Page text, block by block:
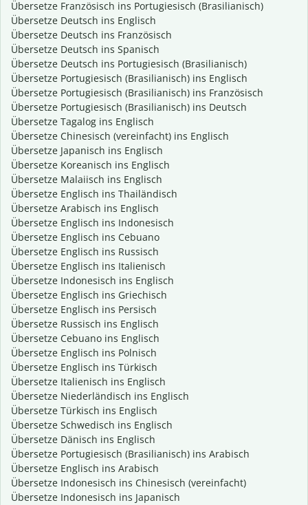
Übersetze Französisch ins Portugiesisch (Brasilianisch)
Übersetze Deutsch ins Englisch
Übersetze Deutsch ins Französisch
Übersetze Deutsch ins Spanisch
Übersetze Deutsch ins Portugiesisch (Brasilianisch)
Übersetze Portugiesisch (Brasilianisch) ins Englisch
Übersetze Portugiesisch (Brasilianisch) ins Französisch
Übersetze Portugiesisch (Brasilianisch) ins Deutsch
Übersetze Tagalog ins Englisch
Übersetze Chinesisch (vereinfacht) ins Englisch
Übersetze Japanisch ins Englisch
Übersetze Koreanisch ins Englisch
Übersetze Malaiisch ins Englisch
Übersetze Englisch ins Thailändisch
Übersetze Arabisch ins Englisch
Übersetze Englisch ins Indonesisch
Übersetze Englisch ins Cebuano
Übersetze Englisch ins Russisch
Übersetze Englisch ins Italienisch
Übersetze Indonesisch ins Englisch
Übersetze Englisch ins Griechisch
Übersetze Englisch ins Persisch
Übersetze Russisch ins Englisch
Übersetze Cebuano ins Englisch
Übersetze Englisch ins Polnisch
Übersetze Englisch ins Türkisch
Übersetze Italienisch ins Englisch
Übersetze Niederländisch ins Englisch
Übersetze Türkisch ins Englisch
Übersetze Schwedisch ins Englisch
Übersetze Dänisch ins Englisch
Übersetze Portugiesisch (Brasilianisch) ins Arabisch
Übersetze Englisch ins Arabisch
Übersetze Indonesisch ins Chinesisch (vereinfacht)
Übersetze Indonesisch ins Japanisch